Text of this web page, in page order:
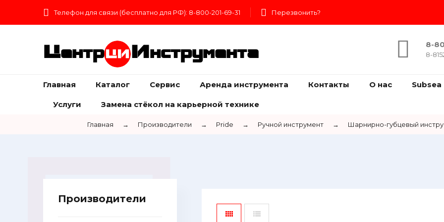
Телефон для связи (бесплатно для РФ): 8-800-201-69-31 Перезвонить?
Центр Инструмента
8-
8-
Главная Каталог Сервис Аренда инструмента Контакты О нас
Услуги Замена стёкол на карьерной технике
Главная → Производители → Pride → Ручной инструмент → Шарнирно-губцевый
Производители